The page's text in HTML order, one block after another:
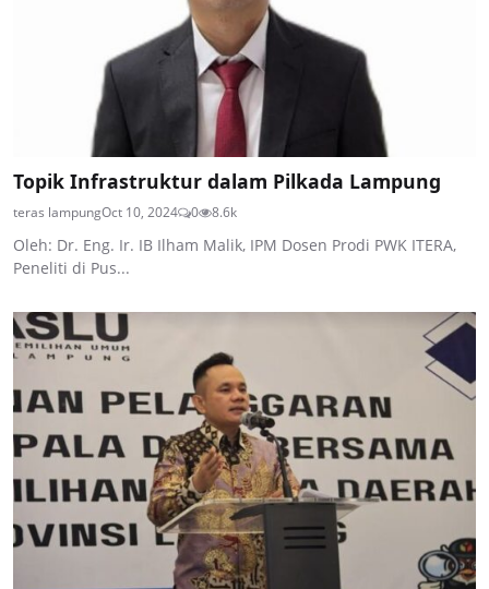
Topik Infrastruktur dalam Pilkada Lampung
teras lampungOct 10, 2024 0 8.6k
Oleh: Dr. Eng. Ir. IB Ilham Malik, IPM Dosen Prodi PWK ITERA,
Peneliti di Pus...